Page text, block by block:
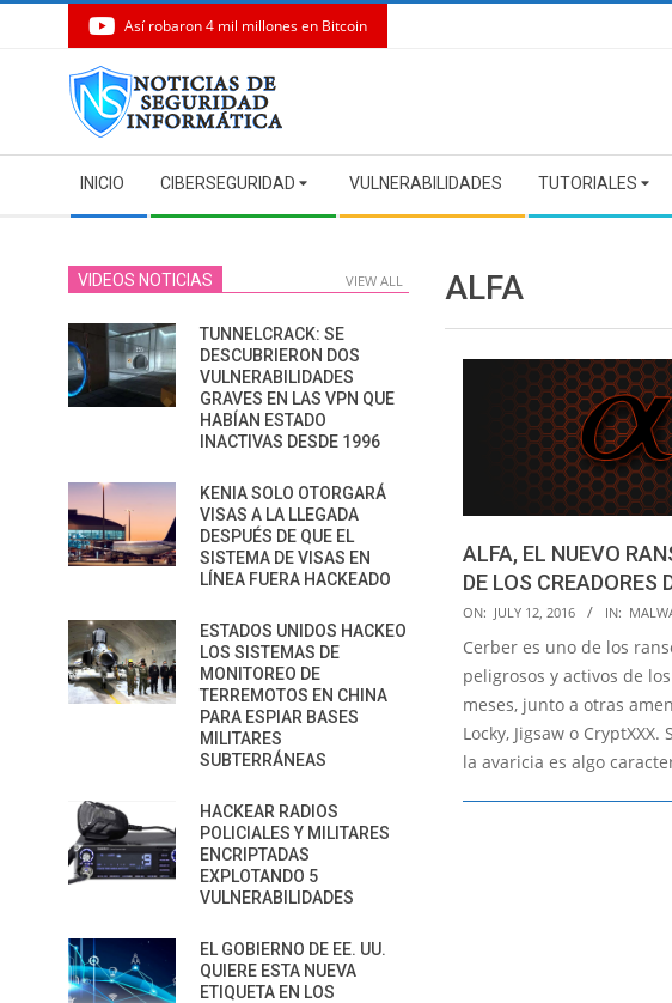
Así robaron 4 mil millones en Bitcoin
Navigation
Menu
INICIO CIBERSEGURIDAD VULNERABILIDADES TUTORIALES
ALFA
ALFA, EL NUEVO
DE LOS CREADORES
2016-
07-
12
ON: JULY 12, 2016 IN:
Cerber es uno de los
peligrosos y activos de
meses, junto a otras
Locky, Jigsaw o CryptXXX.
la avaricia es algo
VIDEOS NOTICIAS VIEW ALL
TUNNELCRACK: SE
DESCUBRIERON DOS
VULNERABILIDADES
GRAVES EN LAS VPN QUE
HABÍAN ESTADO
INACTIVAS DESDE 1996
KENIA SOLO OTORGARÁ
VISAS A LA LLEGADA
DESPUÉS DE QUE EL
SISTEMA DE VISAS EN
LÍNEA FUERA HACKEADO
ESTADOS UNIDOS HACKEO
LOS SISTEMAS DE
MONITOREO DE
TERREMOTOS EN CHINA
PARA ESPIAR BASES
MILITARES
SUBTERRÁNEAS
HACKEAR RADIOS
POLICIALES Y MILITARES
ENCRIPTADAS
EXPLOTANDO 5
VULNERABILIDADES
EL GOBIERNO DE EE. UU.
QUIERE ESTA NUEVA
ETIQUETA EN LOS